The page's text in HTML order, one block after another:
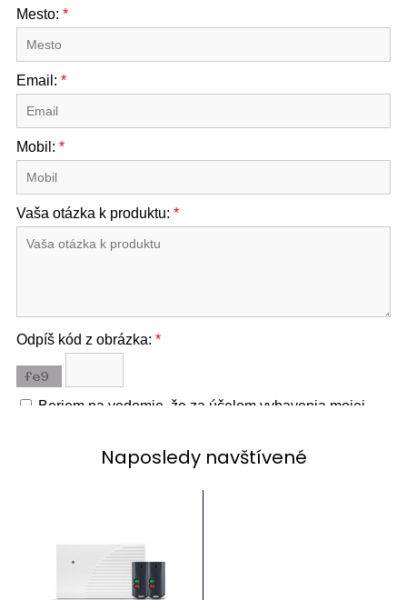
Naposledy navštívené